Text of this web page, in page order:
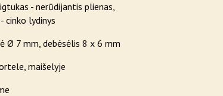
- nerūdijantis plienas,
cinko lydinys
Ø 7 mm, debėsėlis 8 x 6 mm
maišelyje